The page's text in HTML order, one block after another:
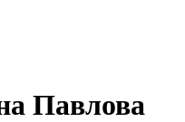
Павлова